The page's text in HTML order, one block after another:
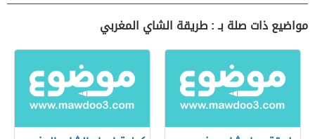
مواضيع ذات صلة بـ : طريقة الشاي المغربي